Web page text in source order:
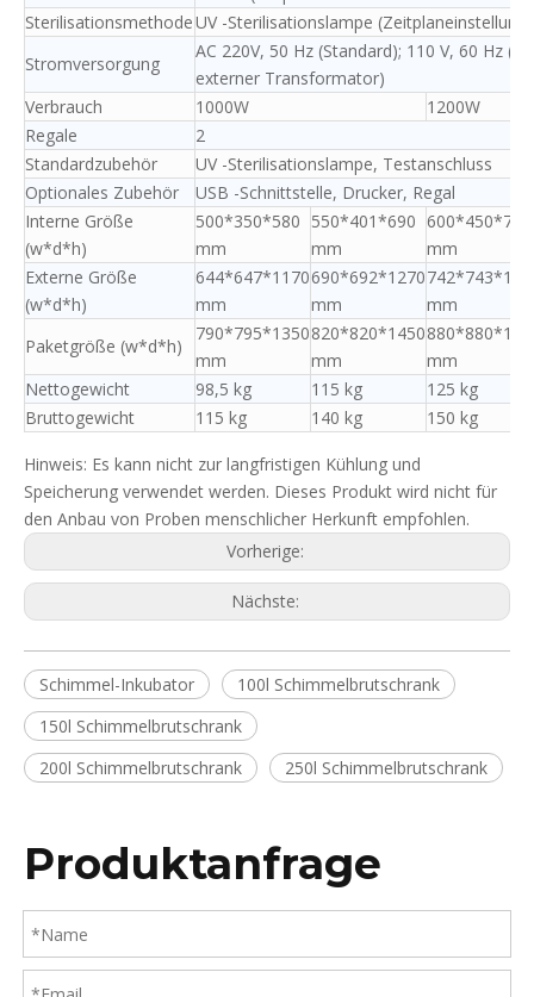
SterilisationsmethodeUV -Sterilisationslampe (Zeitplaneinstellung)
Stromversorgung
AC 220V, 50 Hz (Standard); 110 V, 60 Hz
externer Transformator)
Verbrauch
1000W
1200W
Regale
2
Standardzubehör
UV -Sterilisationslampe, Testanschluss
Optionales Zubehör
USB -Schnittstelle, Drucker, Regal
Interne Größe
(w*d*h)
500*350*580
mm
550*401*690
mm
600*450*750
mm
Externe Größe
(w*d*h)
644*647*1170
mm
690*692*1270
mm
mm
Paketgröße (w*d*h)
790*795*1350
mm
820*820*1450
mm
mm
Nettogewicht
98,5 kg 115 kg
125 kg
Bruttogewicht
115 kg 140 kg 150 kg
Hinweis: Es kann nicht zur langfristigen Kühlung und
Speicherung verwendet werden. Dieses Produkt wird nicht für
den Anbau von Proben menschlicher Herkunft empfohlen.
Vorherige:
Nächste:
Schimmel-Inkubator
100l Schimmelbrutschrank
150l Schimmelbrutschrank
200l Schimmelbrutschrank
250l Schimmelbrutschrank
Produktanfrage